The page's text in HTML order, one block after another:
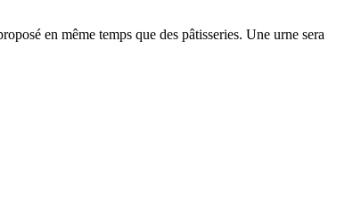
en même temps que des pâtisseries. Une urne sera